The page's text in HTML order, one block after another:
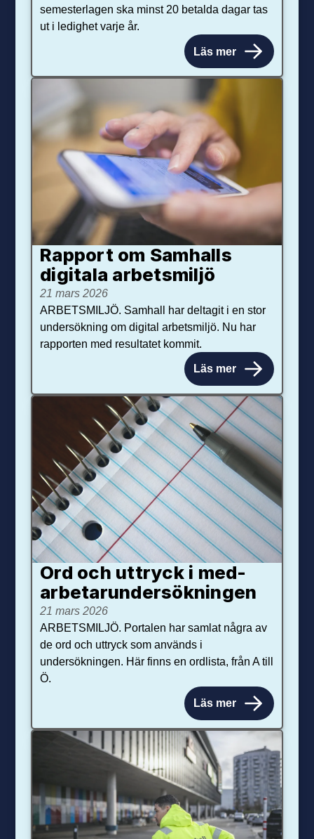
semesterlagen ska minst 20 betalda dagar tas
ut i ledighet varje år.
Läs mer
Rapport om Samhalls
digitala arbetsmiljö
21 mars 2026
ARBETSMILJÖ. Samhall har deltagit i en stor
undersökning om digital arbetsmiljö. Nu har
rapporten med resultatet kommit.
Läs mer
Ord och uttryck i med­­
arbetar­­under­sökningen
21 mars 2026
ARBETSMILJÖ. Portalen har samlat några av
de ord och uttryck som används i
undersökningen. Här finns en ordlista, från A till
Ö.
Läs mer